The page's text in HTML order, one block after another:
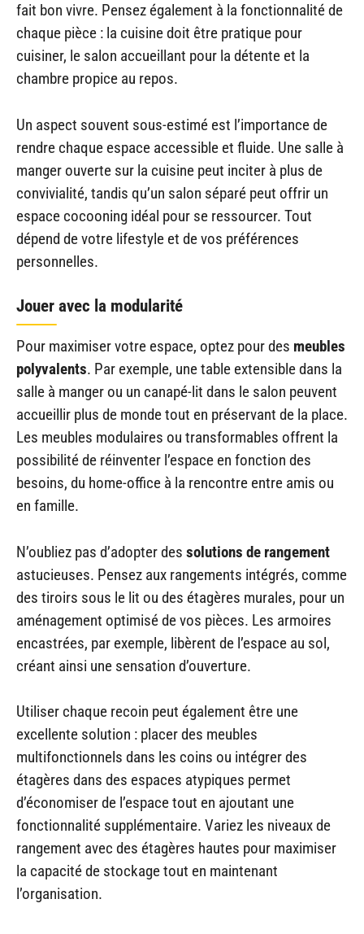
fait bon vivre. Pensez également à la fonctionnalité de
chaque pièce : la cuisine doit être pratique pour
cuisiner, le salon accueillant pour la détente et la
chambre propice au repos.
Un aspect souvent sous-estimé est l’importance de
rendre chaque espace accessible et fluide. Une salle à
manger ouverte sur la cuisine peut inciter à plus de
convivialité, tandis qu’un salon séparé peut offrir un
espace cocooning idéal pour se ressourcer. Tout
dépend de votre lifestyle et de vos préférences
personnelles.
Jouer avec la modularité
Pour maximiser votre espace, optez pour des meubles
polyvalents. Par exemple, une table extensible dans la
salle à manger ou un canapé-lit dans le salon peuvent
accueillir plus de monde tout en préservant de la place.
Les meubles modulaires ou transformables offrent la
possibilité de réinventer l’espace en fonction des
besoins, du home-office à la rencontre entre amis ou
en famille.
N’oubliez pas d’adopter des solutions de rangement
astucieuses. Pensez aux rangements intégrés, comme
des tiroirs sous le lit ou des étagères murales, pour un
aménagement optimisé de vos pièces. Les armoires
encastrées, par exemple, libèrent de l’espace au sol,
créant ainsi une sensation d’ouverture.
Utiliser chaque recoin peut également être une
excellente solution : placer des meubles
multifonctionnels dans les coins ou intégrer des
étagères dans des espaces atypiques permet
d’économiser de l’espace tout en ajoutant une
fonctionnalité supplémentaire. Variez les niveaux de
rangement avec des étagères hautes pour maximiser
la capacité de stockage tout en maintenant
l’organisation.